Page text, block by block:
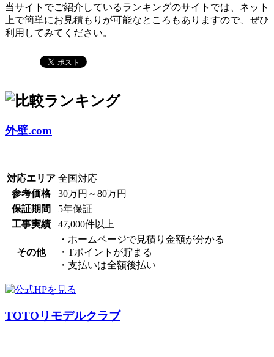
当サイトでご紹介しているランキングのサイトでは、 ネット
上で簡単にお見積もりが可能なところもありますので、ぜひ
利用してみてください。
外壁.com
対応エリア 全国対応
参考価格
30万円～80万円
保証期間
5年保証
工事実績
47,000件以上
その他
・ホームページで見積り金額が分かる
・Tポイントが貯まる
・支払いは全額後払い
TOTOリモデルクラブ